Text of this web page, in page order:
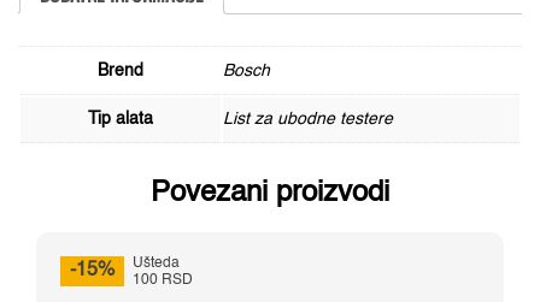
Brend Bosch
Tip alata List za ubodne testere
Povezani proizvodi
-15%
Ušteda
100 RSD